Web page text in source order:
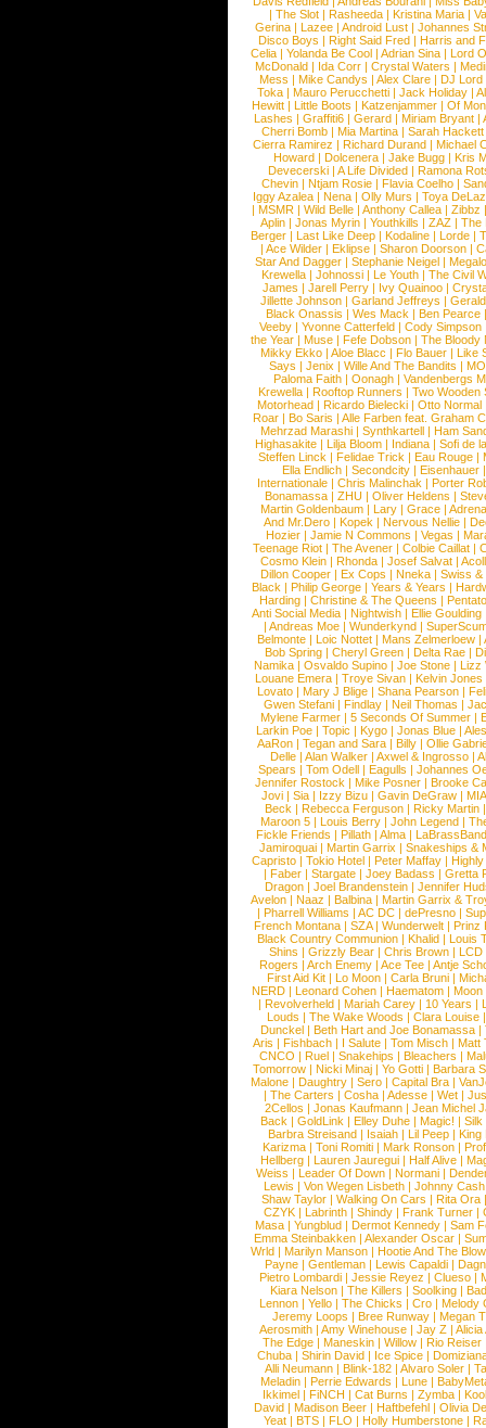
| The Slot | Rasheeda | Kristina Maria |
Gerina |Lazee |Android Lust |Johannes
Disco Boys | Right Said Fred | Harris and
Celia | Yolanda Be Cool | Adrian Sina | Lord
McDonald | Ida Corr |Crystal Waters |
Mess | Mike Candys | Alex Clare | DJ Lord
Toka | Mauro Perucchetti | Jack Holiday |
Hewitt |Little Boots |Katzenjammer |Of
Lashes |Graffiti6 |Gerard |Miriam Bryant |
Cherri Bomb | Mia Martina | Sarah Hackett
Cierra Ramirez | Richard Durand | Michael
Howard |Dolcenera |Jake Bugg |Kris
Devecerski |A Life Divided |Ramona
Chevin |Ntjam Rosie |Flavia Coelho |
Iggy Azalea | Nena | Olly Murs | Toya
|MSMR |Wild Belle |Anthony Callea |Zibbz
Aplin | Jonas Myrin | Youthkills | ZAZ | The
Berger |Last Like Deep |Kodaline |Lorde |
|Ace Wilder |Eklipse |Sharon Doorson |
Star And Dagger | Stephanie Neigel |
Krewella | Johnossi | Le Youth | The Civil
James | Jarell Perry | Ivy Quainoo |
Jillette Johnson | Garland Jeffreys |
Black Onassis | Wes Mack | Ben Pearce
Veeby | Yvonne Catterfeld | Cody Simpson
the Year |Muse |Fefe Dobson |The Bloody
Mikky Ekko | Aloe Blacc | Flo Bauer | Like
Says | Jenix | Wille And The Bandits | MO
Paloma Faith |Oonagh |Vandenbergs
Krewella | Rooftop Runners | Two Wooden
Motorhead | Ricardo Bielecki | Otto Normal
Roar |Bo Saris |Alle Farben feat. Graham
Mehrzad Marashi | Synthkartell | Ham
Highasakite | Lilja Bloom | Indiana | Sofi de
Steffen Linck | Felidae Trick | Eau Rouge |
Ella Endlich | Secondcity | Eisenhauer
Internationale |Chris Malinchak |Porter
Bonamassa | ZHU | Oliver Heldens |
Martin Goldenbaum |Lary |Grace |
And Mr.Dero | Kopek | Nervous Nellie |
Hozier | Jamie N Commons | Vegas |
Teenage Riot | The Avener | Colbie Caillat |
Cosmo Klein | Rhonda | Josef Salvat |
Dillon Cooper | Ex Cops | Nneka | Swiss &
Black | Philip George | Years & Years |
Harding |Christine & The Queens |
Anti Social Media |Nightwish |Ellie Goulding
| Andreas Moe | Wunderkynd |
Belmonte | Loic Nottet | Mans Zelmerloew |
Bob Spring |Cheryl Green |Delta Rae |
Namika |Osvaldo Supino |Joe Stone |Lizz
Louane Emera |Troye Sivan |Kelvin Jones
Lovato |Mary J Blige |Shana Pearson |
Gwen Stefani |Findlay |Neil Thomas |
Mylene Farmer |5 Seconds Of Summer |
Larkin Poe | Topic | Kygo | Jonas Blue |
AaRon | Tegan and Sara | Billy | Ollie
Delle | Alan Walker | Axwel & Ingrosso |
Spears |Tom Odell |Eagulls |Johannes
Jennifer Rostock | Mike Posner | Brooke
Jovi | Sia | Izzy Bizu | Gavin DeGraw | MIA
Beck |Rebecca Ferguson |Ricky Martin
Maroon 5 | Louis Berry | John Legend |
Fickle Friends |Pillath |Alma |
Jamiroquai |Martin Garrix |Snakeships &
Capristo |Tokio Hotel |Peter Maffay |
|Faber |Stargate |Joey Badass |Gretta
Dragon |Joel Brandenstein |Jennifer
Avelon |Naaz |Balbina |Martin Garrix &
|Pharrell Williams |AC DC |dePresno |
French Montana |SZA|Wunderwelt |Prinz
Black Country Communion | Khalid | Louis
Shins | Grizzly Bear | Chris Brown | LCD
Rogers | Arch Enemy | Ace Tee | Antje
First Aid Kit | Lo Moon | Carla Bruni |
NERD |Leonard Cohen |Haematom |Moon
|Revolverheld |Mariah Carey | 10 Years |
Louds | The Wake Woods | Clara Louise
Dunckel |Beth Hart and Joe Bonamassa |
Aris |Fishbach | I Salute |Tom Misch |Matt
CNCO |Ruel |Snakehips |Bleachers |
Tomorrow |Nicki Minaj |Yo Gotti |Barbara
Malone | Daughtry | Sero | Capital Bra |
|The Carters |Cosha |Adesse |Wet |
2Cellos | Jonas Kaufmann | Jean Michel
Back |GoldLink |Elley Duhe |Magic! |Silk
Barbra Streisand | Isaiah | Lil Peep | King
Karizma |Toni Romiti |Mark Ronson |
Hellberg |Lauren Jauregui |Half Alive |
Weiss |Leader Of Down |Normani |
Lewis |Von Wegen Lisbeth |Johnny Cash
Shaw Taylor | Walking On Cars | Rita Ora
CZYK | Labrinth | Shindy | Frank Turner |
Masa | Yungblud | Dermot Kennedy | Sam
Emma Steinbakken |Alexander Oscar |
Wrld | Marilyn Manson | Hootie And The
Payne |Gentleman |Lewis Capaldi |
Pietro Lombardi | Jessie Reyez | Clueso |
Kiara Nelson | The Killers | Soolking |
Lennon | Yello | The Chicks | Cro | Melody
Jeremy Loops | Bree Runway | Megan
Aerosmith | Amy Winehouse | Jay Z | Alicia
The Edge |Maneskin |Willow |Rio Reiser
Chuba |Shirin David | Ice Spice |
Alli Neumann |Blink-182 |Alvaro Soler |
Meladin |Perrie Edwards |Lune |
Ikkimel | FiNCH | Cat Burns | Zymba |
David |Madison Beer |Haftbefehl |Olivia
Yeat | BTS | FLO | Holly Humberstone |